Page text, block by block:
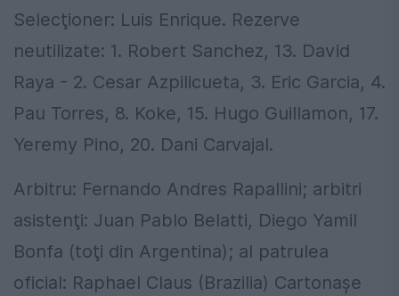
Selecţioner: Luis Enrique. Rezerve
neutilizate: 1. Robert Sanchez, 13. David
Raya - 2. Cesar Azpilicueta, 3. Eric Garcia, 4.
Pau Torres, 8. Koke, 15. Hugo Guillamon, 17.
Yeremy Pino, 20. Dani Carvajal.
Arbitru: Fernando Andres Rapallini; arbitri
asistenţi: Juan Pablo Belatti, Diego Yamil
Bonfa (toţi din Argentina); al patrulea
oficial: Raphael Claus (Brazilia) Cartonaşe